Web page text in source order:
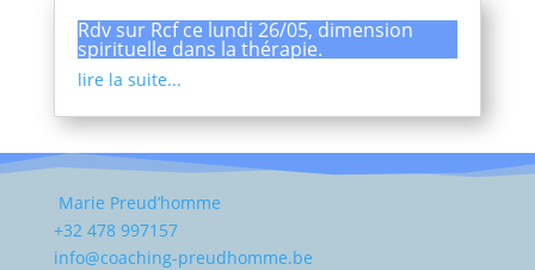
Rdv sur Rcf ce lundi 26/05, dimension
spirituelle dans la thérapie.
lire la suite...
Marie Preud’homme
+32 478 997157
info@coaching-preudhomme.be